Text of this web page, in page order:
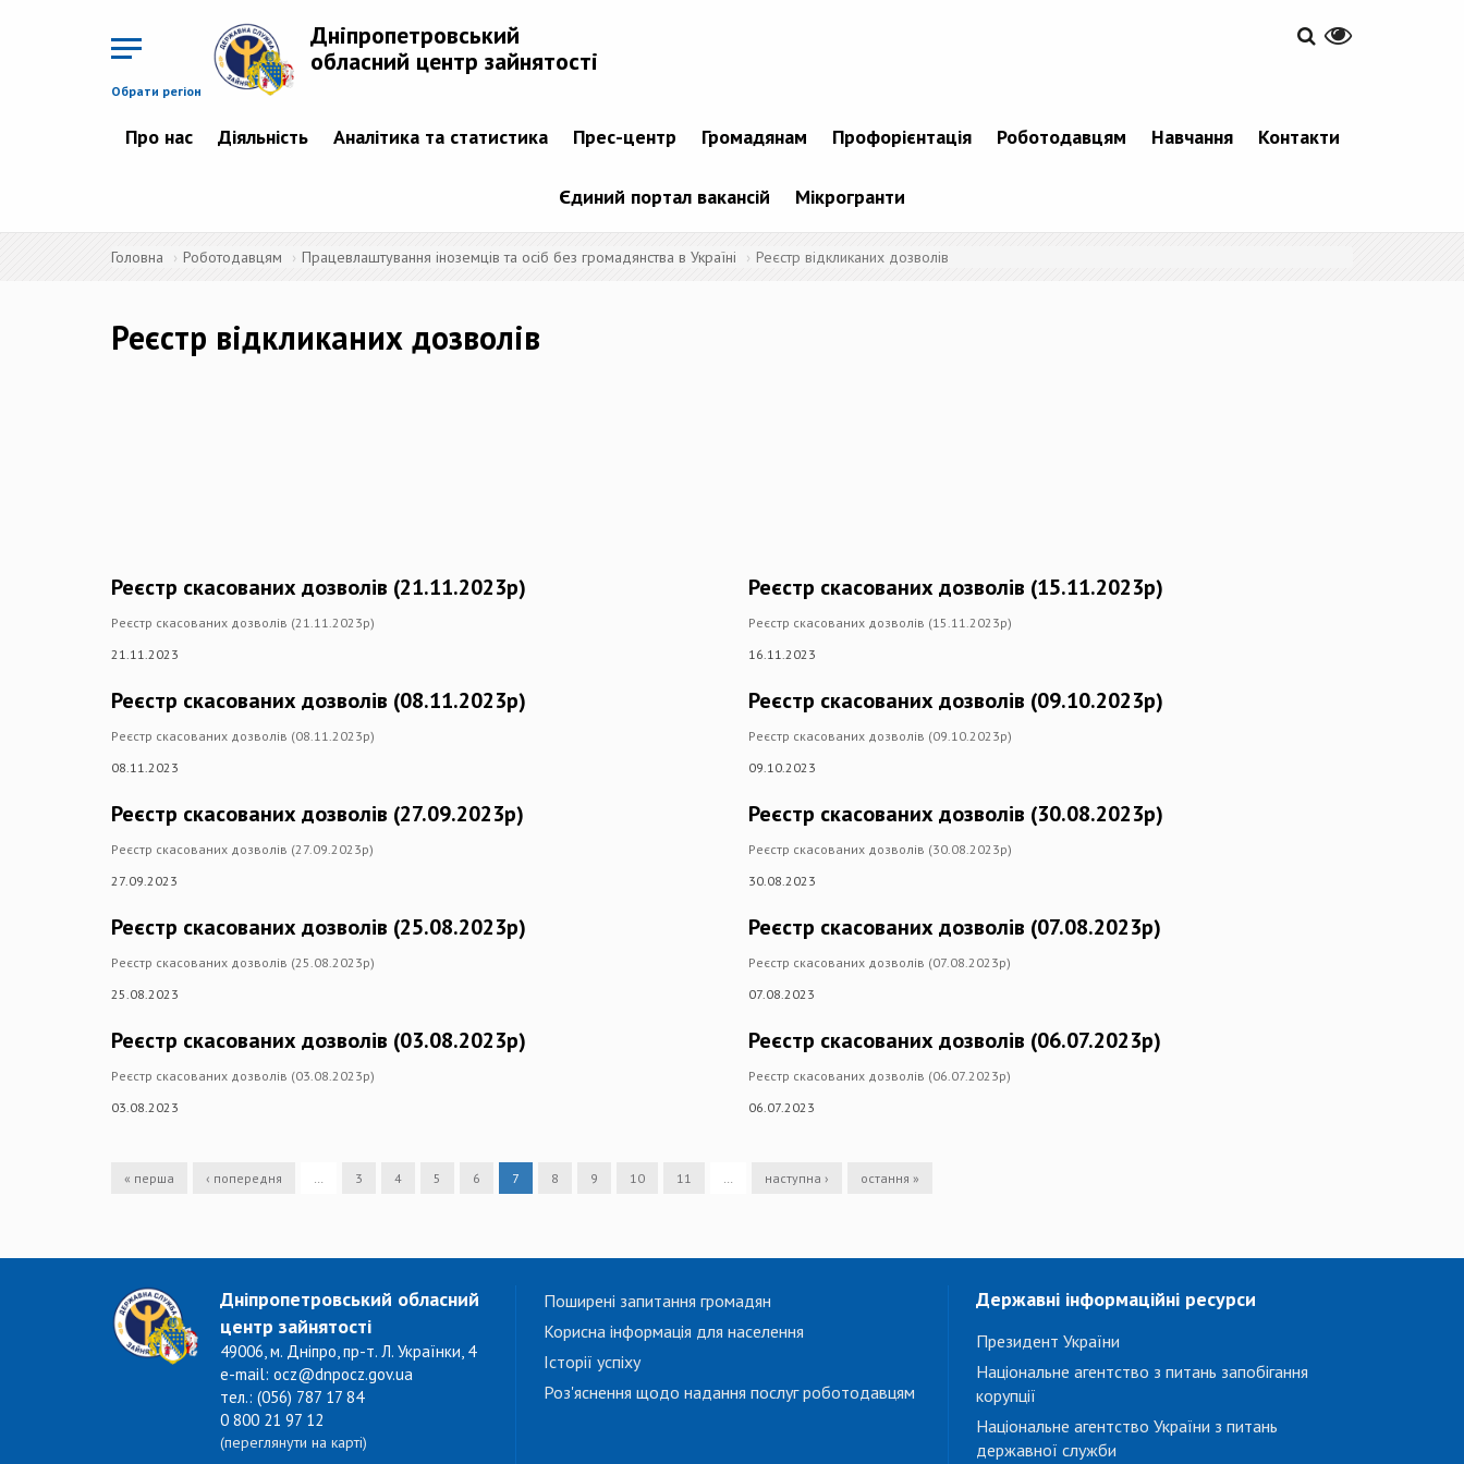
Обрати регіон
Дніпропетровський
обласний центр зайнятості
Про нас Діяльність Аналітика та статистика Прес-центр Громадянам Профорієнтація Роботодавцям Навчання Контакти
Єдиний портал вакансій Мікрогранти
Головна Роботодавцям Працевлаштування іноземців та осіб без громадянства в Україні Реєстр відкликаних дозволів
Реєстр відкликаних дозволів
Реєстр скасованих дозволів (21.11.2023р)
Реєстр скасованих дозволів (21.11.2023р)
21.11.2023
Реєстр скасованих дозволів (08.11.2023р)
Реєстр скасованих дозволів (08.11.2023р)
08.11.2023
Реєстр скасованих дозволів (27.09.2023р)
Реєстр скасованих дозволів (27.09.2023р)
27.09.2023
Реєстр скасованих дозволів (25.08.2023р)
Реєстр скасованих дозволів (25.08.2023р)
25.08.2023
Реєстр скасованих дозволів (03.08.2023р)
Реєстр скасованих дозволів (03.08.2023р)
03.08.2023
Реєстр скасованих дозволів (15.11.2023р)
Реєстр скасованих дозволів (15.11.2023р)
16.11.2023
Реєстр скасованих дозволів (09.10.2023р)
Реєстр скасованих дозволів (09.10.2023р)
09.10.2023
Реєстр скасованих дозволів (30.08.2023р)
Реєстр скасованих дозволів (30.08.2023р)
30.08.2023
Реєстр скасованих дозволів (07.08.2023р)
Реєстр скасованих дозволів (07.08.2023р)
07.08.2023
Реєстр скасованих дозволів (06.07.2023р)
Реєстр скасованих дозволів (06.07.2023р)
06.07.2023
« перша ‹ попередня … 3 4 5 6 7 8 9 10 11 … наступна › остання »
Дніпропетровський обласний
центр зайнятості
49006, м. Дніпро, пр-т. Л. Українки, 4
e-mail: ocz@dnpocz.gov.ua
тел.: (056) 787 17 84
0 800 21 97 12
(переглянути на карті)
Поширені запитання громадян
Корисна інформація для населення
Історії успіху
Роз'яснення щодо надання послуг роботодавцям
Державні інформаційні ресурси
Президент України
Національне агентство з питань запобігання
корупції
Національне агентство України з питань
державної служби